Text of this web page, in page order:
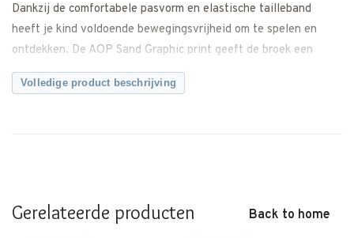
Dankzij de comfortabele pasvorm en elastische tailleband
heeft je kind voldoende bewegingsvrijheid om te spelen en
ontdekken. De AOP Sand Graphic print geeft de broek een
moderne en speelse uitstraling met een stoer karakter.
Makkelijk te combineren met een basic T-shirt, sweater of
meten de broek graag voor je na, zodat je zeker weet dat je de
Volledige product beschrijving
Gerelateerde producten Back to home